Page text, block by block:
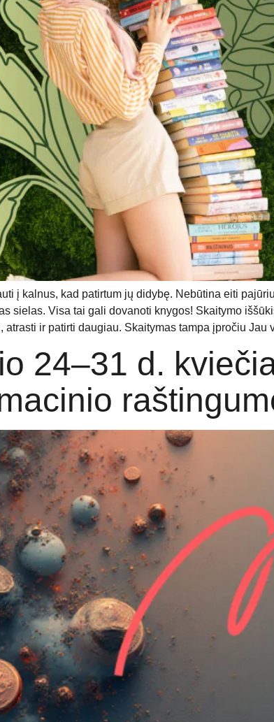
į kalnus, kad patirtum jų didybę. Nebūtina eiti
sielas. Visa tai gali dovanoti knygos! Skaitymo
atrasti ir patirti daugiau. Skaitymas tampa įpročiu Jau
24–31 d.